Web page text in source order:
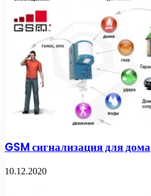
GSM сигнализация для дома
10.12.2020